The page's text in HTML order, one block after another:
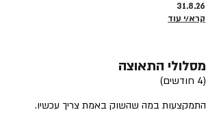
31.8.26
קרא/י עוד
מסלולי התאוצה
(4 חודשים)
התמקצעות במה שהשוק באמת צריך עכשיו.